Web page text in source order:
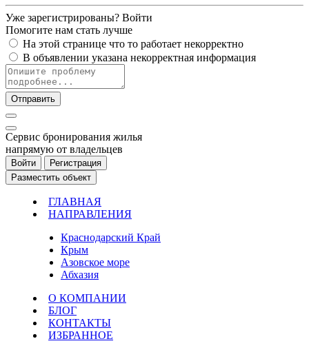
Уже зарегистрированы? Войти
Помогите нам стать лучше
На этой странице что то работает некорректно
В объявлении указана некорректная информация
Отправить
Cервис бронирования жилья
напрямую от владельцев
Войти
Регистрация
Разместить объект
ГЛАВНАЯ
НАПРАВЛЕНИЯ
Краснодарский Край
Крым
Азовское море
Абхазия
О КОМПАНИИ
БЛОГ
КОНТАКТЫ
ИЗБРАННОЕ